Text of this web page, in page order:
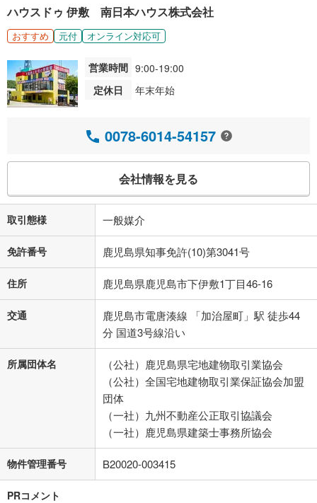
ハウスドゥ 伊敷 南日本ハウス株式会社
おすすめ 元付 オンライン対応可
営業時間 9:00-19:00
定休日
年末年始
0078-6014-54157
会社情報を見る
取引態様 一般媒介
免許番号 鹿児島県知事免許(10)第3041号
住所 鹿児島県鹿児島市下伊敷1丁目46-16
交通
鹿児島市電唐湊線 「加治屋町」駅 徒歩44
分 国道3号線沿い
所属団体名
（公社）鹿児島県宅地建物取引業協会
（公社）全国宅地建物取引業保証協会加盟
団体
（一社）九州不動産公正取引協議会
（一社）鹿児島県建築士事務所協会
物件管理番号 B20020-003415
PRコメント